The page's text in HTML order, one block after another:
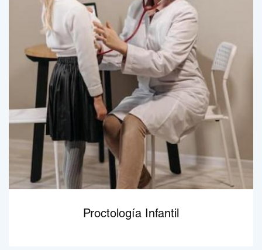
Proctología Infantil